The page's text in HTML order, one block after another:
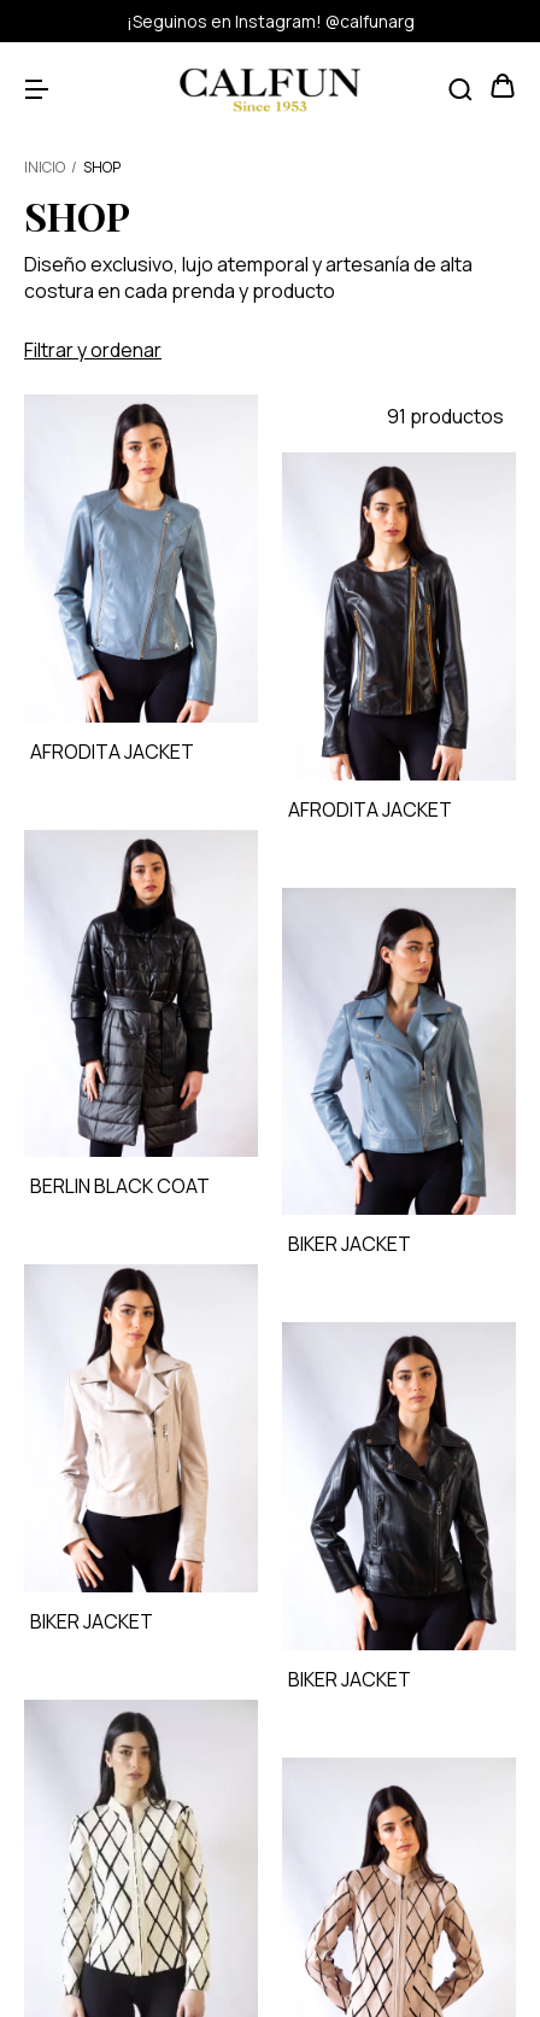
¡Seguinos en Instagram! @calfunarg
INICIO / SHOP
SHOP
Diseño exclusivo, lujo atemporal y artesanía de alta
costura en cada prenda y producto
Filtrar y ordenar
91 productos
AFRODITA JACKET
AFRODITA JACKET
BERLIN BLACK COAT
BIKER JACKET
BIKER JACKET
BIKER JACKET